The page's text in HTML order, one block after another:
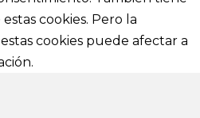
cookies. Pero la
cookies puede afectar a